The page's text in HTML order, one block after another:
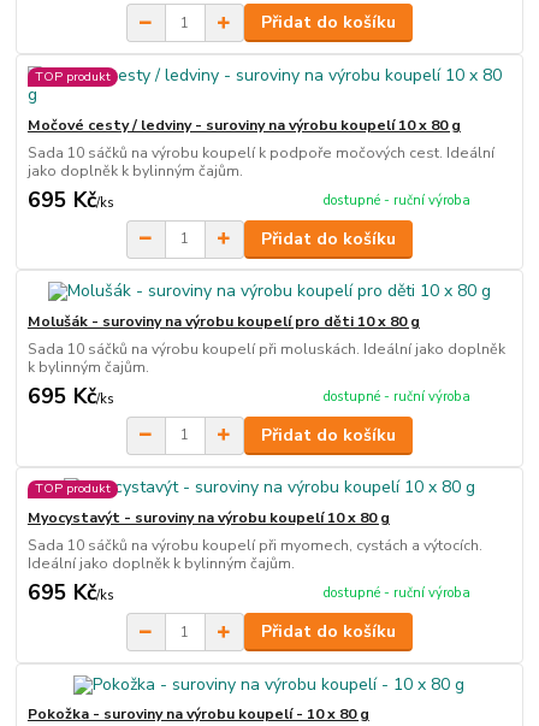
Přidat do košíku
TOP produkt
Močové cesty / ledviny - suroviny na výrobu koupelí 10 x 80 g
Sada 10 sáčků na výrobu koupelí k podpoře močových cest. Ideální
jako doplněk k bylinným čajům.
695 Kč/ks dostupné - ruční výroba
Přidat do košíku
Molušák - suroviny na výrobu koupelí pro děti 10 x 80 g
Sada 10 sáčků na výrobu koupelí při moluskách. Ideální jako doplněk
k bylinným čajům.
695 Kč/ks dostupné - ruční výroba
Přidat do košíku
TOP produkt
Myocystavýt - suroviny na výrobu koupelí 10 x 80 g
Sada 10 sáčků na výrobu koupelí při myomech, cystách a výtocích.
Ideální jako doplněk k bylinným čajům.
695 Kč/ks dostupné - ruční výroba
Přidat do košíku
Pokožka - suroviny na výrobu koupelí - 10 x 80 g